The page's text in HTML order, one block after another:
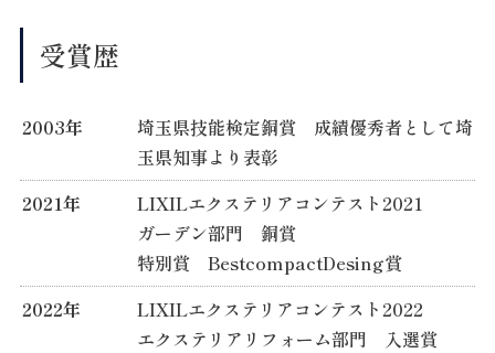
受賞歴
2003年
埼玉県技能検定銅賞 成績優秀者として埼
玉県知事より表彰
2021年
LIXILエクステリアコンテスト2021
ガーデン部門 銅賞
特別賞 BestcompactDesing賞
2022年
LIXILエクステリアコンテスト2022
エクステリアリフォーム部門 入選賞